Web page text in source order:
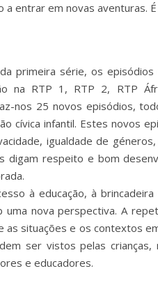
a entrar em novas aventuras.
primeira série, os
na RTP 1, RTP 2, RTP
nos 25 novos episódios,
cívica infantil. Estes novos
igualdade de
digam respeito e bom
à educação, à
uma nova perspectiva. A
as situações e os contextos
ser vistos pelas crianças,
e educadores.